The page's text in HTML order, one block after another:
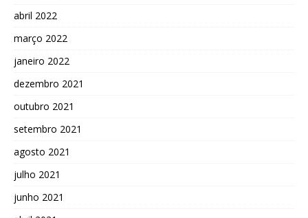
abril 2022
março 2022
janeiro 2022
dezembro 2021
outubro 2021
setembro 2021
agosto 2021
julho 2021
junho 2021